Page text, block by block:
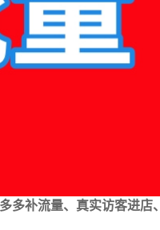
补流量、真实访客进店、